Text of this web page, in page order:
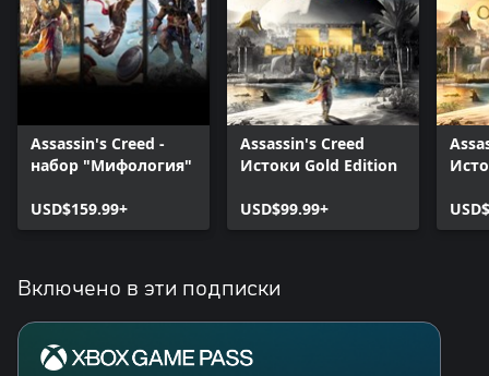
Assassin's Creed -
набор "Мифология"
USD$159.99+
Assassin's Creed
Истоки Gold Edition
USD$99.99+
Включено в эти подписки